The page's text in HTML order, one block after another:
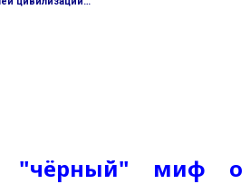
"чёрный" миф о